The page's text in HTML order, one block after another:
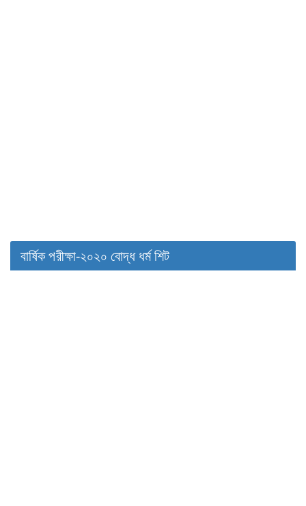
বার্ষিক পরীক্ষা-২০২০ বোদ্ধ ধর্ম শিট